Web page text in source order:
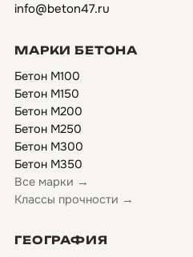
info@beton47.ru
МАРКИ БЕТОНА
Бетон М100
Бетон М150
Бетон М200
Бетон М250
Бетон М300
Бетон М350
Все марки →
Классы прочности →
ГЕОГРАФИЯ